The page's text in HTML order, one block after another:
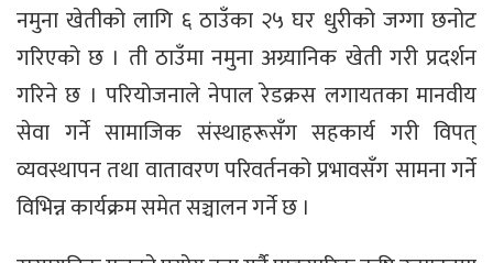
नमुना खेतीको लागि ६ ठाउँका २५ घर धुरीको जग्गा छनोट
गरिएको छ । ती ठाउँमा नमुना अग्र्यानिक खेती गरी प्रदर्शन
गरिने छ । परियोजनाले नेपाल रेडक्रस लगायतका मानवीय
सेवा गर्ने सामाजिक संस्थाहरूसँग सहकार्य गरी विपत्
व्यवस्थापन तथा वातावरण परिवर्तनको प्रभावसँग सामना गर्ने
विभिन्न कार्यक्रम समेत सञ्चालन गर्ने छ ।